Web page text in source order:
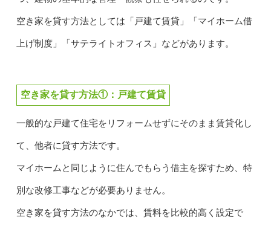
空き家を貸す方法としては「戸建て賃貸」「マイホーム借
上げ制度」「サテライトオフィス」などがあります。
空き家を貸す方法①：戸建て賃貸
一般的な戸建て住宅をリフォームせずにそのまま賃貸化し
て、他者に貸す方法です。
マイホームと同じように住んでもらう借主を探すため、特
別な改修工事などが必要ありません。
空き家を貸す方法のなかでは、賃料を比較的高く設定で